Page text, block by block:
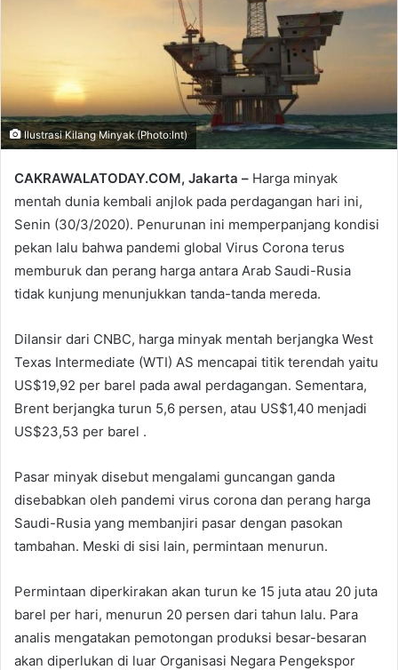
Ilustrasi Kilang Minyak (Photo:Int)
CAKRAWALATODAY.COM, Jakarta – Harga minyak
mentah dunia kembali anjlok pada perdagangan hari ini,
Senin (30/3/2020). Penurunan ini memperpanjang kondisi
pekan lalu bahwa pandemi global Virus Corona terus
memburuk dan perang harga antara Arab Saudi-Rusia
tidak kunjung menunjukkan tanda-tanda mereda.
Dilansir dari CNBC, harga minyak mentah berjangka West
Texas Intermediate (WTI) AS mencapai titik terendah yaitu
US$19,92 per barel pada awal perdagangan. Sementara,
Brent berjangka turun 5,6 persen, atau US$1,40 menjadi
US$23,53 per barel .
Pasar minyak disebut mengalami guncangan ganda
disebabkan oleh pandemi virus corona dan perang harga
Saudi-Rusia yang membanjiri pasar dengan pasokan
tambahan. Meski di sisi lain, permintaan menurun.
Permintaan diperkirakan akan turun ke 15 juta atau 20 juta
barel per hari, menurun 20 persen dari tahun lalu. Para
analis mengatakan pemotongan produksi besar-besaran
akan diperlukan di luar Organisasi Negara Pengekspor